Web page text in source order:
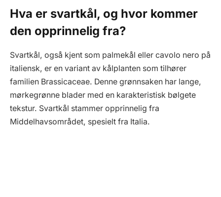
Hva er svartkål, og hvor kommer
den opprinnelig fra?
Svartkål, også kjent som palmekål eller cavolo nero på
italiensk, er en variant av kålplanten som tilhører
familien Brassicaceae. Denne grønnsaken har lange,
mørkegrønne blader med en karakteristisk bølgete
tekstur. Svartkål stammer opprinnelig fra
Middelhavsområdet, spesielt fra Italia.